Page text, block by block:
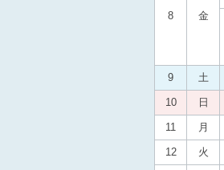
8 金
9 土
10 日
11 月
12 火